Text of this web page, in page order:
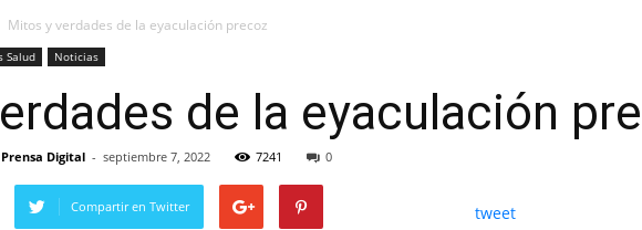
Mitos y verdades de la eyaculación precoz
Salud Noticias
de la eyaculación
Digital - septiembre 7, 2022 7241 0
Compartir en Twitter tweet